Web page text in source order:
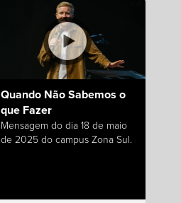
Quando Não Sabemos o
que Fazer
Mensagem do dia 18 de maio
de 2025 do campus Zona Sul.